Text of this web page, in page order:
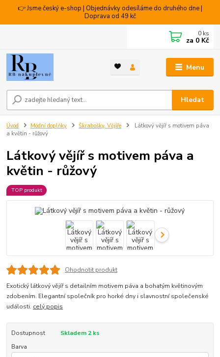
👉 Jsme český e-shop | Objednávky odesíláme do druhého dne |
Doprava od 49 kč
Menu
Hledat
0 ks
za 0 Kč
Úvod Módní doplňky Škrabošky, Vějíře
Látkový vějíř s motivem páva
a květin - růžový
Látkový vějíř s motivem páva a
květin - růžový
TOP produkt
Ohodnotit produkt
Exotický látkový vějíř s detailním motivem páva a bohatým květinovým
zdobením. Elegantní společník pro horké dny i slavnostní společenské
události. celý popis
Dostupnost
Skladem 2 ks
Barva